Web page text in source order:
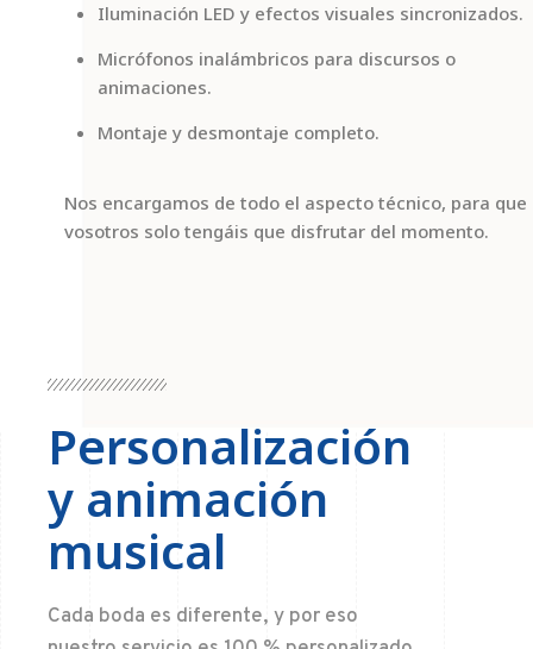
Iluminación LED y efectos visuales sincronizados.
Micrófonos inalámbricos para discursos o
animaciones.
Montaje y desmontaje completo.
Nos encargamos de todo el aspecto técnico, para que
vosotros solo tengáis que disfrutar del momento.
Personalización
y animación
musical
Cada boda es diferente, y por eso